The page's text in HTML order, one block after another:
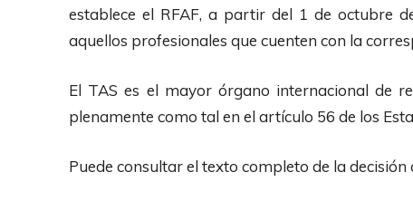
establece el RFAF, a partir del 1 de octubre
aquellos profesionales que cuenten con la
El TAS es el mayor órgano internacional de
plenamente como tal en el artículo 56 de los
Puede consultar el texto completo de la